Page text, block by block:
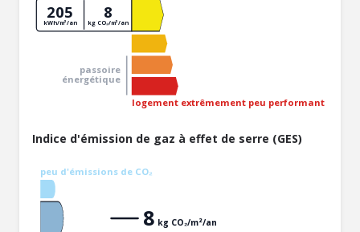
logement extrêmement peu performant
passoire
énergétique
205
kWh/m²/an
8
kg CO₂/m²/an
Indice d'émission de gaz à effet de serre (GES)
peu d'émissions de CO₂
8 kg CO₂/m²/an